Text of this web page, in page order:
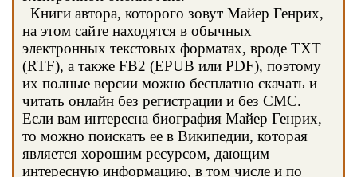
Книги автора, которого зовут Майер Генрих,
на этом сайте находятся в обычных
электронных текстовых форматах, вроде TXT
(RTF), а также FB2 (EPUB или PDF), поэтому
их полные версии можно бесплатно скачать и
читать онлайн без регистрации и без СМС.
Если вам интересна биография Майер Генрих,
то можно поискать ее в Википедии, которая
является хорошим ресурсом, дающим
интересную информацию, в том числе и по